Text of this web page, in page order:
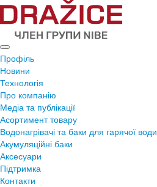
Профіль
Новини
Технологія
Про компанію
Медіа та публікації
Асортимент товару
Водонагрівачі та баки для гарячої води
Акумуляційні баки
Аксесуари
Підтримка
Контакти